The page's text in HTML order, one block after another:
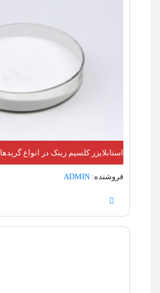
استابلایزر کلسیم زینک در انواع گریدها
فروشنده: ADMIN